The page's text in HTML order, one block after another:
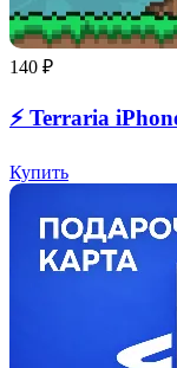
140 ₽
⚡️ Terraria
Купить